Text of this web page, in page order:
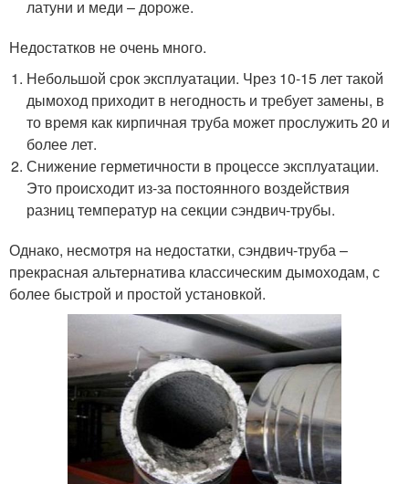
латуни и меди – дороже.
Недостатков не очень много.
Небольшой срок эксплуатации. Чрез 10-15 лет такой
дымоход приходит в негодность и требует замены, в
то время как кирпичная труба может прослужить 20 и
более лет.
Снижение герметичности в процессе эксплуатации.
Это происходит из-за постоянного воздействия
разниц температур на секции сэндвич-трубы.
Однако, несмотря на недостатки, сэндвич-труба –
прекрасная альтернатива классическим дымоходам, с
более быстрой и простой установкой.